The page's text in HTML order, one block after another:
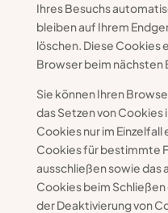
Ihres Besuchs
bleiben auf Ihrem
löschen. Diese Cookies
Browser beim nächsten
Sie können Ihren
das Setzen von
Cookies nur im
Cookies für bestimmte
ausschließen sowie das
Cookies beim
der Deaktivierung von